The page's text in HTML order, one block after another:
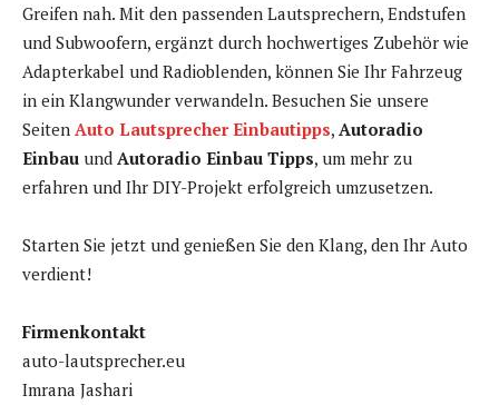
Greifen nah. Mit den passenden Lautsprechern, Endstufen
und Subwoofern, ergänzt durch hochwertiges Zubehör wie
Adapterkabel und Radioblenden, können Sie Ihr Fahrzeug
in ein Klangwunder verwandeln. Besuchen Sie unsere
Seiten Auto Lautsprecher Einbautipps, Autoradio
Einbau und Autoradio Einbau Tipps, um mehr zu
erfahren und Ihr DIY-Projekt erfolgreich umzusetzen.
Starten Sie jetzt und genießen Sie den Klang, den Ihr Auto
verdient!
Firmenkontakt
auto-lautsprecher.eu
Imrana Jashari